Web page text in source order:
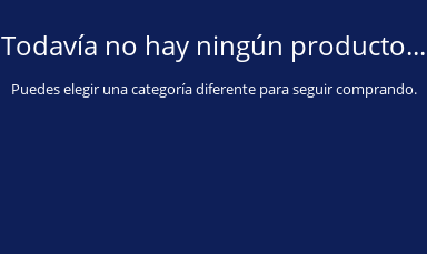
Todavía no hay ningún producto...
Puedes elegir una categoría diferente para seguir comprando.